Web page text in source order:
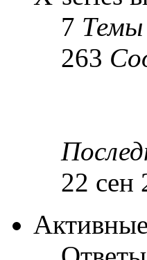
7 Темы
263
22 сен